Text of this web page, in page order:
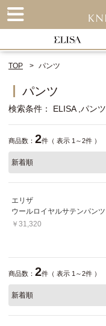
TOP パンツ
パンツ
検索条件 ELISA パンツ
商品数： 2件（ 表示 1～2件 ）
エリザ
ウールロイヤルサテンパンツ
￥31,320
商品数： 2件（ 表示 1～2件 ）